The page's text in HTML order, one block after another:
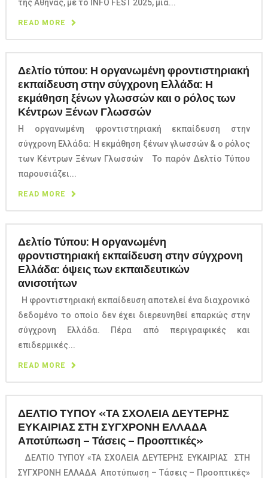
της Αθήνας, με το INFO FEST 2025, μια...
READ MORE
Δελτίο τύπου: Η οργανωμένη φροντιστηριακή
εκπαίδευση στην σύγχρονη Ελλάδα: Η
εκμάθηση ξένων γλωσσών και ο ρόλος των
Κέντρων Ξένων Γλωσσών
Η οργανωμένη φροντιστηριακή εκπαίδευση στην
σύγχρονη Ελλάδα: Η εκμάθηση ξένων γλωσσών & ο ρόλος
των Κέντρων Ξένων Γλωσσών Το παρόν Δελτίο Τύπου
παρουσιάζει...
READ MORE
Δελτίο Τύπου: Η οργανωμένη
φροντιστηριακή εκπαίδευση στην σύγχρονη
Ελλάδα: όψεις των εκπαιδευτικών
ανισοτήτων
Η φροντιστηριακή εκπαίδευση αποτελεί ένα διαχρονικό
δεδομένο το οποίο δεν έχει διερευνηθεί επαρκώς στην
σύγχρονη Ελλάδα. Πέρα από περιγραφικές και
επιδερμικές...
READ MORE
ΔΕΛΤΙΟ ΤΥΠΟΥ «ΤΑ ΣΧΟΛΕΙΑ ΔΕΥΤΕΡΗΣ
ΕΥΚΑΙΡΙΑΣ ΣΤΗ ΣΥΓΧΡΟΝΗ ΕΛΛΑΔΑ
Αποτύπωση – Τάσεις – Προοπτικές»
ΔΕΛΤΙΟ ΤΥΠΟΥ «ΤΑ ΣΧΟΛΕΙΑ ΔΕΥΤΕΡΗΣ ΕΥΚΑΙΡΙΑΣ ΣΤΗ
ΣΥΓΧΡΟΝΗ ΕΛΛΑΔΑ Αποτύπωση – Τάσεις – Προοπτικές»